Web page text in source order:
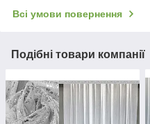
Всі умови повернення
Подібні товари компанії